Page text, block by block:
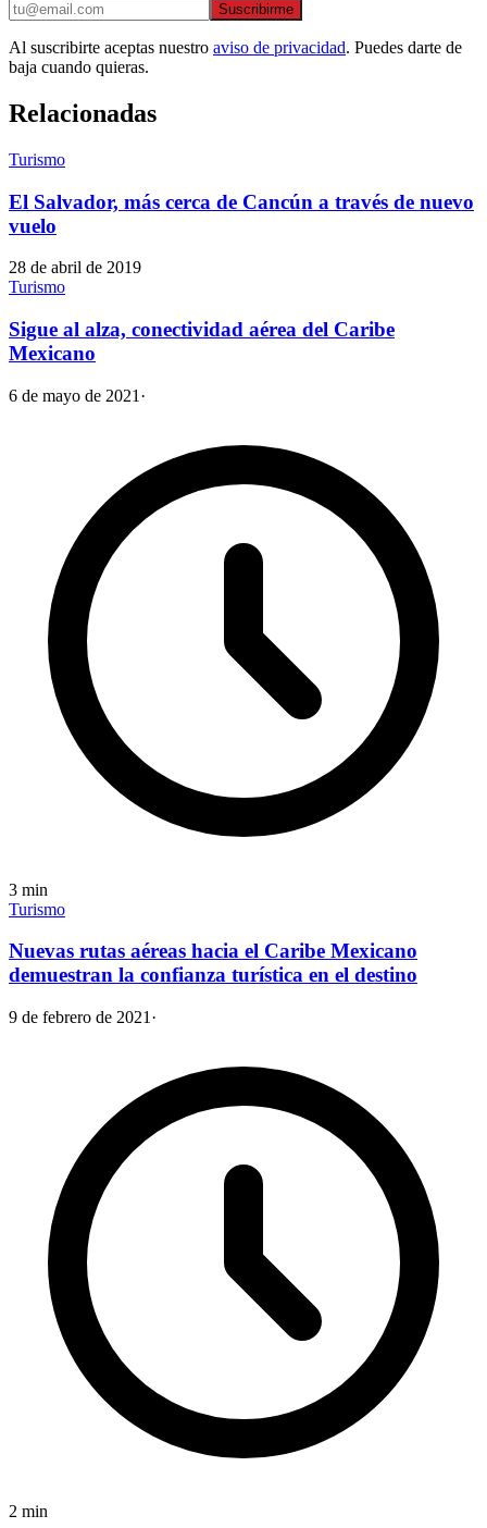
Suscribirme
Al suscribirte aceptas nuestro aviso de privacidad. Puedes darte de
baja cuando quieras.
Relacionadas
Turismo
El Salvador, más cerca de Cancún a través de nuevo
vuelo
28 de abril de 2019
Turismo
Sigue al alza, conectividad aérea del Caribe
Mexicano
6 de mayo de 2021 ·
3 min
Turismo
Nuevas rutas aéreas hacia el Caribe Mexicano
demuestran la confianza turística en el destino
9 de febrero de 2021 ·
2 min